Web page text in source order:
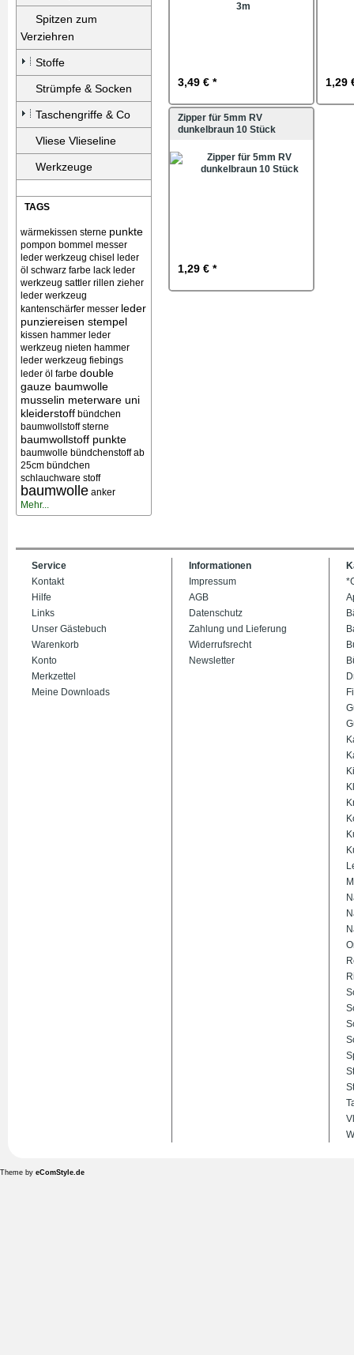
Spitzen zum
Verziehren
Stoffe
Strümpfe & Socken
Taschengriffe & Co
Vliese Vlieseline
Werkzeuge
TAGS
wärmekissen sterne punkte
pompon bommel messer
leder werkzeug chisel
leder
öl schwarz farbe lack leder
werkzeug sattler rillen zieher
leder werkzeug
kantenschärfer messer leder
punziereisen stempel
kissen hammer leder
werkzeug nieten hammer
leder werkzeug fiebings
leder öl farbe double
gauze baumwolle
musselin meterware uni
kleiderstoff bündchen
baumwollstoff sterne
baumwollstoff punkte
baumwolle bündchenstoff ab
25cm bündchen
schlauchware stoff
baumwolle anker
Mehr...
3,49 € * 1,29
Zipper für 5mm RV
dunkelbraun 10 Stück
1,29 € *
Service
Kontakt
Hilfe
Links
Unser Gästebuch
Warenkorb
Konto
Merkzettel
Meine Downloads
Informationen
Impressum
AGB
Datenschutz
Zahlung und Lieferung
Widerrufsrecht
Newsletter
Theme by eComStyle.de